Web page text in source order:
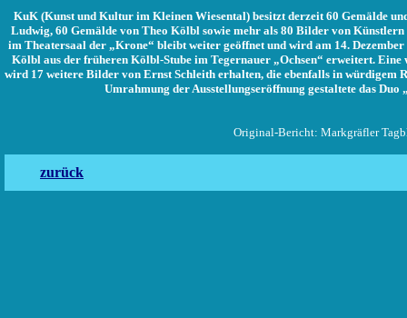
KuK (Kunst und Kultur im Kleinen Wiesental) besitzt derzeit 60 Gemälde
Ludwig, 60 Gemälde von Theo Kölbl sowie mehr als 80 Bilder von
im Theatersaal der „Krone“ bleibt weiter geöffnet und wird am 14.
Kölbl aus der früheren Kölbl-Stube im Tegernauer „Ochsen“ erweitert.
wird 17 weitere Bilder von Ernst Schleith erhalten, die ebenfalls in würdigem
Umrahmung der Ausstellungseröffnung gestaltete das
Original-Bericht: Markgräfler
zurück